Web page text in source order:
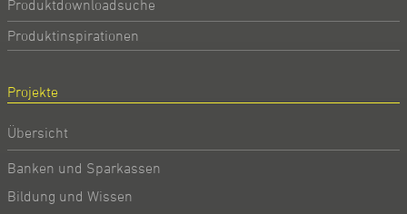
Produktdownloadsuche
Produktinspirationen
Projekte
Übersicht
Banken und Sparkassen
Bildung und Wissen